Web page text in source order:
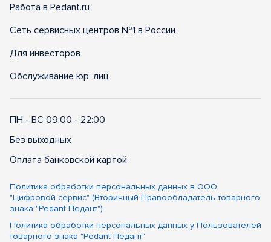
Работа в Pedant.ru
Сеть сервисных центров №1 в России
Для инвесторов
Обслуживание юр. лиц
ПН - ВС 09:00 - 22:00
Без выходных
Оплата банковской картой
Политика обработки персональных данных в ООО
"Цифровой сервис" (Вторичный Правообладатель товарного
знака "Pedant Педант")
Политика обработки персональных данных у Пользователей
товарного знака "Pedant Педант"